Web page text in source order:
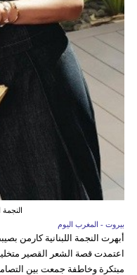
النجمة
بيروت - المغرب اليوم
أبهرت النجمة اللبنانية كارمن
اعتمدت قصة الشعر القصير
مبتكرة وخاطفة جمعت بين